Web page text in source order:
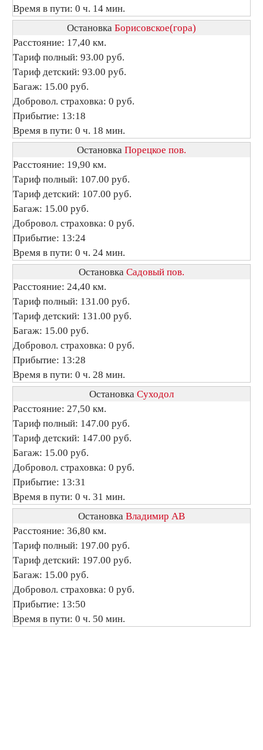
Время в пути: 0 ч. 14 мин.
Остановка Борисовское(гора)
Расстояние: 17,40 км.
Тариф полный: 93.00 руб.
Тариф детский: 93.00 руб.
Багаж: 15.00 руб.
Добровол. страховка: 0 руб.
Прибытие: 13:18
Время в пути: 0 ч. 18 мин.
Остановка Порецкое пов.
Расстояние: 19,90 км.
Тариф полный: 107.00 руб.
Тариф детский: 107.00 руб.
Багаж: 15.00 руб.
Добровол. страховка: 0 руб.
Прибытие: 13:24
Время в пути: 0 ч. 24 мин.
Остановка Садовый пов.
Расстояние: 24,40 км.
Тариф полный: 131.00 руб.
Тариф детский: 131.00 руб.
Багаж: 15.00 руб.
Добровол. страховка: 0 руб.
Прибытие: 13:28
Время в пути: 0 ч. 28 мин.
Остановка Суходол
Расстояние: 27,50 км.
Тариф полный: 147.00 руб.
Тариф детский: 147.00 руб.
Багаж: 15.00 руб.
Добровол. страховка: 0 руб.
Прибытие: 13:31
Время в пути: 0 ч. 31 мин.
Остановка Владимир АВ
Расстояние: 36,80 км.
Тариф полный: 197.00 руб.
Тариф детский: 197.00 руб.
Багаж: 15.00 руб.
Добровол. страховка: 0 руб.
Прибытие: 13:50
Время в пути: 0 ч. 50 мин.